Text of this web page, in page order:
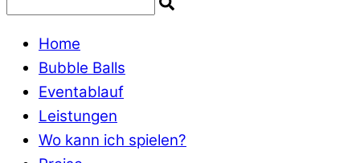
Home
Bubble Balls
Eventablauf
Leistungen
Wo kann ich spielen?